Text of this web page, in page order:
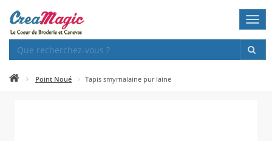
Point Noué Tapis smyrnalaine pur laine